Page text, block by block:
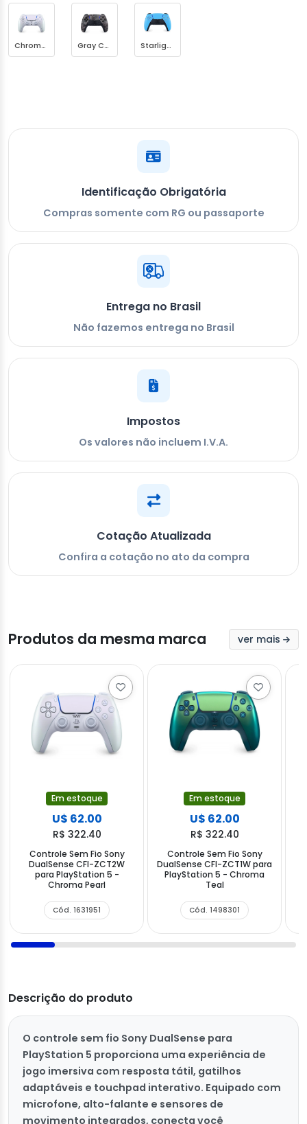
Chroma Pearl Gray Camouflage Starlight Blue
Identificação Obrigatória
Compras somente com RG ou passaporte
Entrega no Brasil
Não fazemos entrega no Brasil
Impostos
Os valores não incluem I.V.A.
Cotação Atualizada
Confira a cotação no ato da compra
Produtos da mesma marca ver mais
Em estoque
U$ 62.00
R$ 322.40
Controle Sem Fio Sony
DualSense CFI-ZCT2W
para PlayStation 5 -
Chroma Pearl
Cód. 1631951
Em estoque
U$ 62.00
R$ 322.40
Controle Sem Fio Sony
DualSense CFI-ZCT1W para
PlayStation 5 - Chroma
Teal
Cód. 1498301
Descrição do produto
O controle sem fio Sony DualSense para
PlayStation 5 proporciona uma experiência de
jogo imersiva com resposta tátil, gatilhos
adaptáveis e touchpad interativo. Equipado com
microfone, alto-falante e sensores de
movimento integrados, conecta você